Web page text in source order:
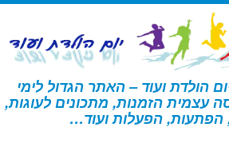
הולדת ועוד – האתר הגדול לימי
עצמית הזמנות, מתכונים לעוגות,
הפעלות ועוד… » עמוד 12